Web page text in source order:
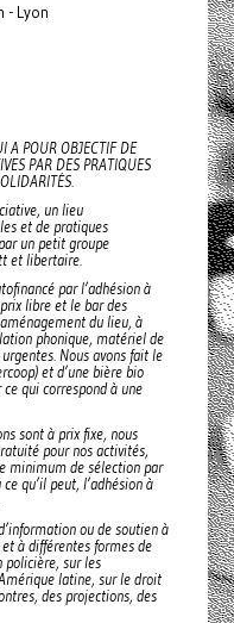
- Lyon
A POUR OBJECTIF DE
PAR DES PRATIQUES
un lieu
et de pratiques
un petit groupe
et libertaire.
par l’adhésion à
libre et le bar des
du lieu, à
phonique, matériel de
Nous avons fait le
et d’une bière bio
qui correspond à une
sont à prix fixe, nous
pour nos activités,
minimum de sélection par
qu’il peut, l’adhésion à
ou de soutien à
à différentes formes de
policière, sur les
latine, sur le droit
des projections, des